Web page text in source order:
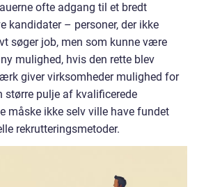
ofte adgang til et bredt
kandidater – personer, der ikke
søger job, men som kunne være
mulighed, hvis den rette blev
giver virksomheder mulighed for
større pulje af kvalificerede
måske ikke selv ville have fundet
rekrutteringsmetoder.